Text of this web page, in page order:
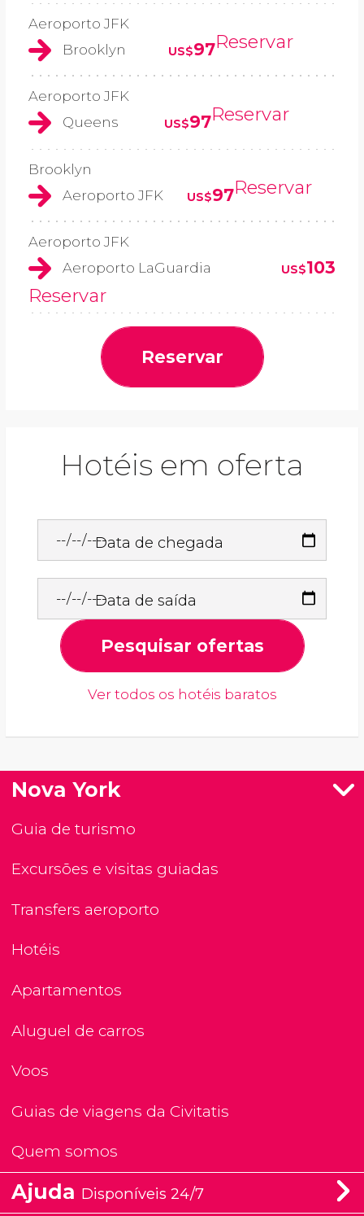
Aeroporto JFK
Brooklyn
US$97Reservar
Aeroporto JFK
Queens
US$97Reservar
Brooklyn
Aeroporto JFK
US$97Reservar
Aeroporto JFK
Aeroporto LaGuardia
US$103
Reservar
Reservar
Hotéis em oferta
Data de chegada
Data de saída
Pesquisar ofertas
Ver todos os hotéis baratos
Nova York
Guia de turismo
Excursões e visitas guiadas
Transfers aeroporto
Hotéis
Apartamentos
Aluguel de carros
Voos
Guias de viagens da Civitatis
Quem somos
Ajuda Disponíveis 24/7